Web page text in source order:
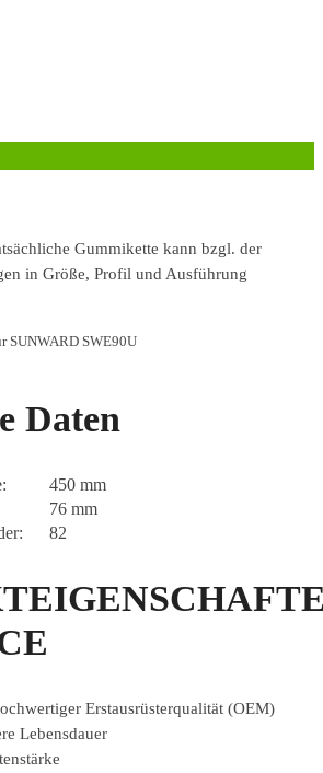
Gummikette kann bzgl. der
in Größe, Profil und Ausführung
SUNWARD SWE90U
Daten
450 mm
76 mm
82
Erstausrüsterqualität (OEM)
Lebensdauer